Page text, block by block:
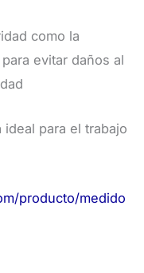
como la
evitar daños al
para el trabajo
producto/medido